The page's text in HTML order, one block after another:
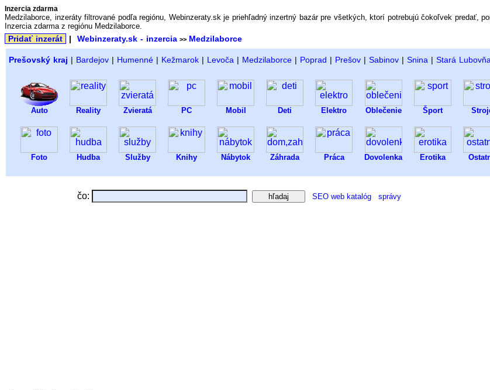
Inzercia zdarma
Medzilaborce, inzeráty filtrované podľa regiónu, Webinzeraty.sk je priehľadný inzertný bazár pre všetkých, ktorí potrebujú čokoľvek predať,
Inzercia zdarma z regiónu Medzilaborce.
Pridať inzerát | Webinzeraty.sk - inzercia >> Medzilaborce
Prešovský kraj | Bardejov | Humenné | Kežmarok | Levoča | Medzilaborce | Poprad | Prešov | Sabinov | Snina | Stará Lubovňa
Auto Reality Zvieratá PC Mobil Deti Elektro Oblečenie Šport
Foto Hudba Služby Knihy Nábytok Záhrada Práca Dovolenka Erotika
čo: SEO web katalóg správy